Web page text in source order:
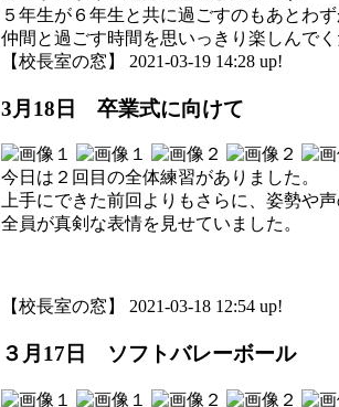
５年生が６年生と共に過ごすのもあとわず
仲間と過ごす時間を思いっきり楽しんでく
【校長室の窓】 2021-03-19 14:28 up!
3月18日 卒業式に向けて
今日は２回目の全体練習がありました。
上手にできた前回よりもさらに、姿勢や
全員が真剣な表情を見せていました。
【校長室の窓】 2021-03-18 12:54 up!
３月17日 ソフトバレーボール